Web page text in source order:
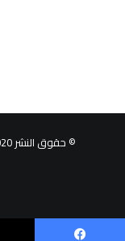
© حقوق النشر 2020، جميع الحقوق محفوظة لموقع محروم